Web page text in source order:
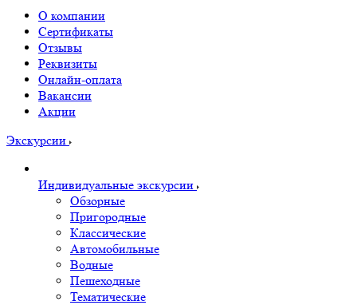
О компании
Сертификаты
Отзывы
Реквизиты
Онлайн-оплата
Вакансии
Акции
Экскурсии
Индивидуальные экскурсии
Обзорные
Пригородные
Классические
Автомобильные
Водные
Пешеходные
Тематические